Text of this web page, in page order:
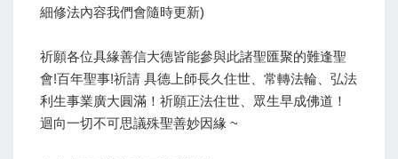
細修法內容我們會隨時更新)
祈願各位具緣善信大德皆能參與此諸聖匯聚的難逢聖
會!百年聖事!祈請 具德上師長久住世、常轉法輪、弘法
利生事業廣大圓滿！祈願正法住世、眾生早成佛道！
迴向一切不可思議殊聖善妙因緣 ~